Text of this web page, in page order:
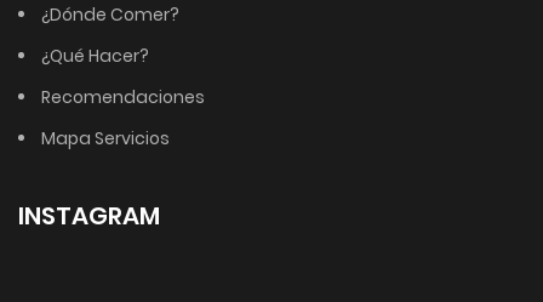
¿Dónde Comer?
¿Qué Hacer?
Recomendaciones
Mapa Servicios
INSTAGRAM